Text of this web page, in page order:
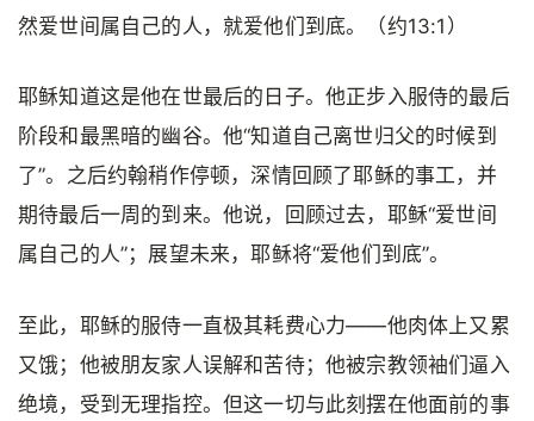
然爱世间属自己的人，就爱他们到底。（约13:1）
耶稣知道这是他在世最后的日子。他正步入服侍的最后
阶段和最黑暗的幽谷。他“知道自己离世归父的时候到
了”。之后约翰稍作停顿，深情回顾了耶稣的事工，并
期待最后一周的到来。他说，回顾过去，耶稣“爱世间
属自己的人”；展望未来，耶稣将“爱他们到底”。
至此，耶稣的服侍一直极其耗费心力——他肉体上又累
又饿；他被朋友家人误解和苦待；他被宗教领袖们逼入
绝境，受到无理指控。但这一切与此刻摆在他面前的事